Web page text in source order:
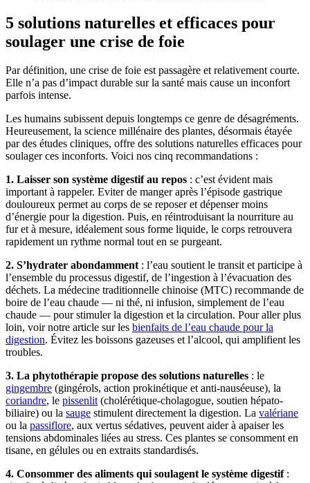
5 solutions naturelles et efficaces pour
soulager une crise de foie
Par définition, une crise de foie est passagère et relativement courte.
Elle n’a pas d’impact durable sur la santé mais cause un inconfort
parfois intense.
Les humains subissent depuis longtemps ce genre de désagréments.
Heureusement, la science millénaire des plantes, désormais étayée
par des études cliniques, offre des solutions naturelles efficaces pour
soulager ces inconforts. Voici nos cinq recommandations :
1. Laisser son système digestif au repos : c’est évident mais
important à rappeler. Eviter de manger après l’épisode gastrique
douloureux permet au corps de se reposer et dépenser moins
d’énergie pour la digestion. Puis, en réintroduisant la nourriture au
fur et à mesure, idéalement sous forme liquide, le corps retrouvera
rapidement un rythme normal tout en se purgeant.
2. S’hydrater abondamment: l’eau soutient le transit et participe à
l’ensemble du processus digestif, de l’ingestion à l’évacuation des
déchets. La médecine traditionnelle chinoise (MTC) recommande de
boire de l’eau chaude — ni thé, ni infusion, simplement de l’eau
chaude — pour stimuler la digestion et la circulation. Pour aller plus
loin, voir notre article sur les bienfaits de l’eau chaude pour la
digestion. Évitez les boissons gazeuses et l’alcool, qui amplifient les
troubles.
3. La phytothérapie propose des solutions naturelles : le
gingembre (gingérols, action prokinétique et anti-nauséeuse), la
coriandre, le pissenlit(cholérétique-cholagogue, soutien hépato-
biliaire) ou la sauge stimulent directement la digestion. La valériane
ou la passiflore, aux vertus sédatives, peuvent aider à apaiser les
tensions abdominales liées au stress. Ces plantes se consomment en
tisane, en gélules ou en extraits standardisés.
4. Consommer des aliments qui soulagent le système digestif: